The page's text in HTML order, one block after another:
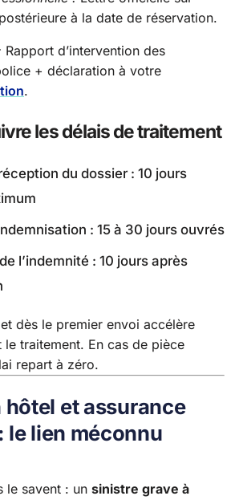
à la date de réservation.
Rapport d’intervention des
+ déclaration à votre
.
les délais de traitement
du dossier : 10 jours
: 15 à 30 jours ouvrés
l’indemnité : 10 jours après
dès le premier envoi accélère
le traitement. En cas de pièce
repart à zéro.
et assurance
le lien méconnu
le savent : un sinistre grave à